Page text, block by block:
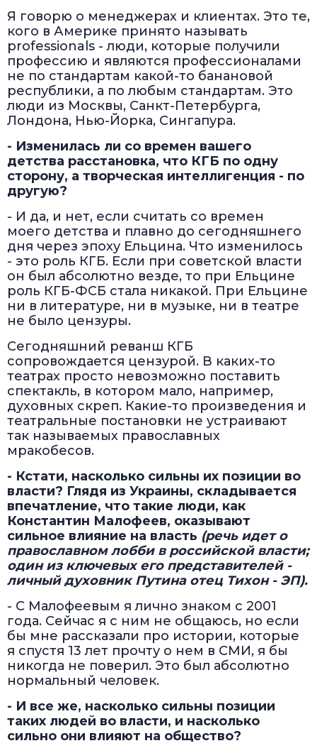
Я говорю о менеджерах и клиентах. Это те,
кого в Америке принято называть
professionals - люди, которые получили
профессию и являются профессионалами
не по стандартам какой-то банановой
республики, а по любым стандартам. Это
люди из Москвы, Санкт-Петербурга,
Лондона, Нью-Йорка, Сингапура.
- Изменилась ли со времен вашего
детства расстановка, что КГБ по одну
сторону, а творческая интеллигенция - по
другую?
- И да, и нет, если считать со времен
моего детства и плавно до сегодняшнего
дня через эпоху Ельцина. Что изменилось
- это роль КГБ. Если при советской власти
он был абсолютно везде, то при Ельцине
роль КГБ-ФСБ стала никакой. При Ельцине
ни в литературе, ни в музыке, ни в театре
не было цензуры.
Сегодняшний реванш КГБ
сопровождается цензурой. В каких-то
театрах просто невозможно поставить
спектакль, в котором мало, например,
духовных скреп. Какие-то произведения и
театральные постановки не устраивают
так называемых православных
мракобесов.
- Кстати, насколько сильны их позиции во
власти? Глядя из Украины, складывается
впечатление, что такие люди, как
Константин Малофеев, оказывают
сильное влияние на власть (речь идет о
православном лобби в российской власти;
один из ключевых его представителей -
личный духовник Путина отец Тихон - ЭП).
- С Малофеевым я лично знаком с 2001
года. Сейчас я с ним не общаюсь, но если
бы мне рассказали про истории, которые
я спустя 13 лет прочту о нем в СМИ, я бы
никогда не поверил. Это был абсолютно
нормальный человек.
- И все же, насколько сильны позиции
таких людей во власти, и насколько
сильно они влияют на общество?